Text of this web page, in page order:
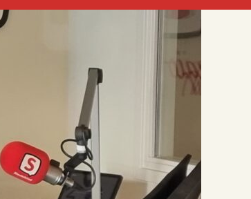
uur 1 van 2
Volgend uur